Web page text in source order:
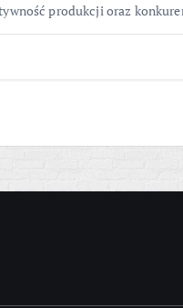
produkcji oraz